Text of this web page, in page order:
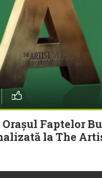
Faptelor
la The